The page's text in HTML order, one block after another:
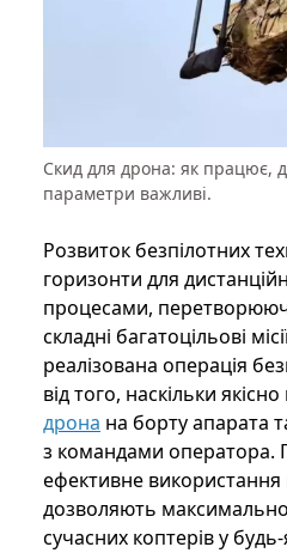
Скид для дрона: як працює,
параметри важливі.
Розвиток безпілотних
горизонти для
процесами,
складні багатоцільові
реалізована операція
від того, наскільки
дрона на борту апарата
з командами оператора.
ефективне
дозволяють
сучасних коптерів у